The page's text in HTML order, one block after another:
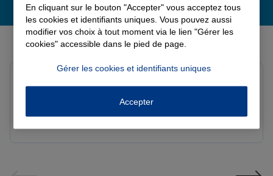
Derniers avis de nos agences Allianz
Note de 5 sur 5
Le 05/08/2026 - Agence FORT DE FRANCE
En cliquant sur le bouton "Accepter" vous acceptez tous
les cookies et identifiants uniques. Vous pouvez aussi
modifier vos choix à tout moment via le lien "Gérer les
cookies" accessible dans le pied de page.
Gérer les cookies et identifiants uniques
Accepter